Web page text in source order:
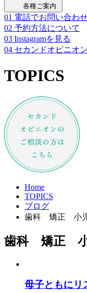
各種ご案内
01 電話でお問い合わ
02 予約方法について
03 Instagramを見る
04 セカンドオピニオ
TOPICS
Home
TOPICS
ブログ
歯科 矯正 小
歯科 矯正 小
母子ともにリ